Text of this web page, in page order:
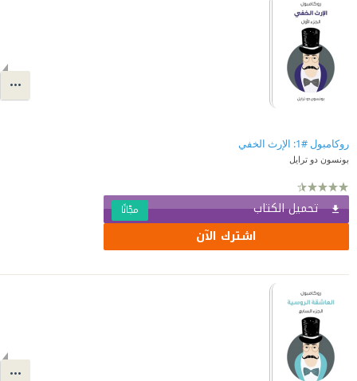
روكامبول #1: الإرث الخفي
بونسون دو ترايل
تحميل الكتاب مجّانًا
اشترك الآن